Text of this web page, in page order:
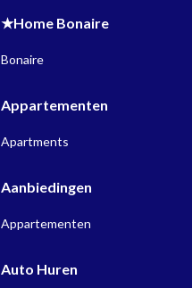
★Home Bonaire
Bonaire
Appartementen
Apartments
Aanbiedingen
Appartementen
Auto Huren